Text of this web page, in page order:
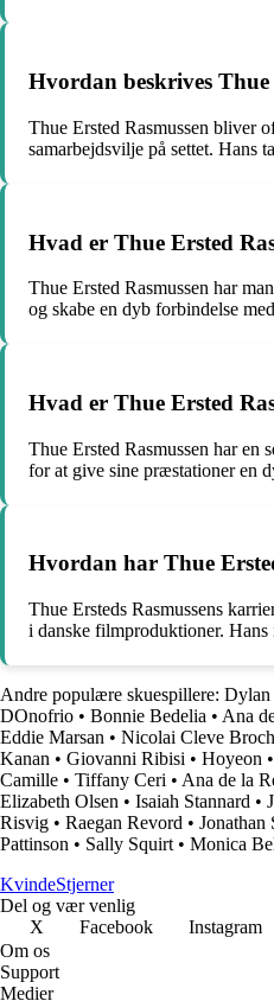
Hvordan beskrives Thue
Thue Ersted Rasmussen bliver
samarbejdsvilje på settet. Hans
Hvad er Thue Ersted
Thue Ersted Rasmussen har
og skabe en dyb forbindelse
Hvad er Thue Ersted
Thue Ersted Rasmussen har en
for at give sine præstationer en
Hvordan har Thue
Thue Ersteds Rasmussens
i danske filmproduktioner.
Andre populære skuespillere: Dylan
DOnofrio • Bonnie Bedelia • Ana
Eddie Marsan • Nicolai Cleve Broch
Kanan • Giovanni Ribisi • Hoyeon •
Camille • Tiffany Ceri • Ana de la
Elizabeth Olsen • Isaiah Stannard •
Risvig • Raegan Revord • Jonathan
Pattinson • Sally Squirt • Monica
KvindeStjerner
Del og vær venlig
X
Facebook Instagram
Om os
Support
Medier